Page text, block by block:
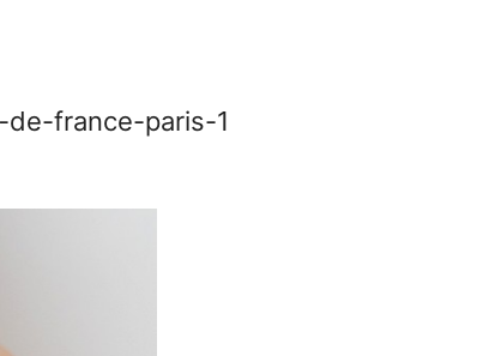
france-paris-1